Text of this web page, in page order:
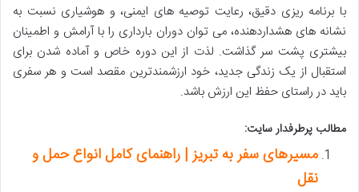
با برنامه ریزی دقیق، رعایت توصیه های ایمنی، و هوشیاری نسبت به
نشانه های هشداردهنده، می توان دوران بارداری را با آرامش و اطمینان
بیشتری پشت سر گذاشت. لذت از این دوره خاص و آماده شدن برای
استقبال از یک زندگی جدید، خود ارزشمندترین مقصد است و هر سفری
باید در راستای حفظ این ارزش باشد.
مطالب پرطرفدار سایت:
مسیرهای سفر به تبریز | راهنمای کامل انواع حمل و
نقل